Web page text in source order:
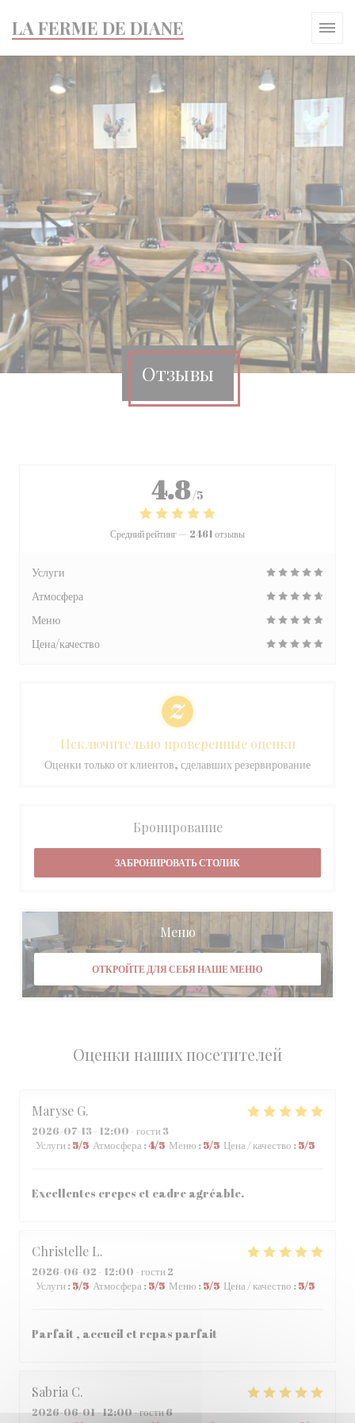
LA FERME DE DIANE
Отзывы
Оценки наших посетителей
Maryse G
2026-07-13- 12:00 - гости 3
Услуги :5/5 Атмосфера :4/5 Меню :5/5 Цена / качество :5/5
Excellentes crepes et cadre agréable.
Christelle L
2026-06-02 - 12:00 - гости 2
Услуги :5/5 Атмосфера :5/5 Меню :5/5 Цена / качество :5/5
Parfait , accueil et repas parfait
Sabria C
2026-06-01- 12:00 - гости 6
4.8/5
Средний рейтинг —2461 отзывы
Услуги
Атмосфера
Меню
Цена/качество
Исключительно проверенные оценки
Оценки только от клиентов, сделавших резервирование
Бронирование
ЗАБРОНИРОВАТЬ СТОЛИК
Меню
ОТКРОЙТЕ ДЛЯ СЕБЯ НАШЕ МЕНЮ